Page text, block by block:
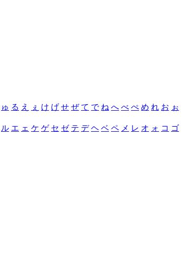
ゅ る え ぇ け げ せ ぜ て で ね へ べ ぺ め れ お ぉ
ル エ ェ ケ ゲ セ ゼ テ デ ヘ ベ ペ メ レ オ ォ コ ゴ